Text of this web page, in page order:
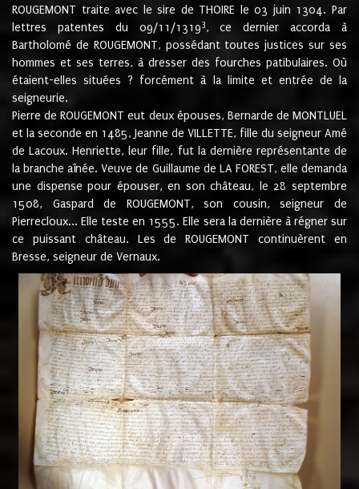
ROUGEMONT traite avec le sire de THOIRE le 03 juin 1304. Par
lettres patentes du 09/11/13193, ce dernier accorda à
Bartholomé de ROUGEMONT, possédant toutes justices sur ses
hommes et ses terres, à dresser des fourches patibulaires. Où
étaient-elles situées ? forcément à la limite et entrée de la
seigneurie.
Pierre de ROUGEMONT eut deux épouses, Bernarde de MONTLUEL
et la seconde en 1485, Jeanne de VILLETTE, fille du seigneur Amé
de Lacoux. Henriette, leur fille, fut la dernière représentante de
la branche aînée. Veuve de Guillaume de LA FOREST, elle demanda
une dispense pour épouser, en son château, le 28 septembre
1508, Gaspard de ROUGEMONT, son cousin, seigneur de
Pierrecloux... Elle teste en 1555. Elle sera la dernière à régner sur
ce puissant château. Les de ROUGEMONT continuèrent en
Bresse, seigneur de Vernaux.